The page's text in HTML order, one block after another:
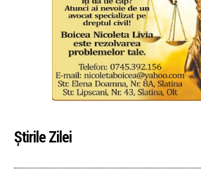
Știrile Zilei